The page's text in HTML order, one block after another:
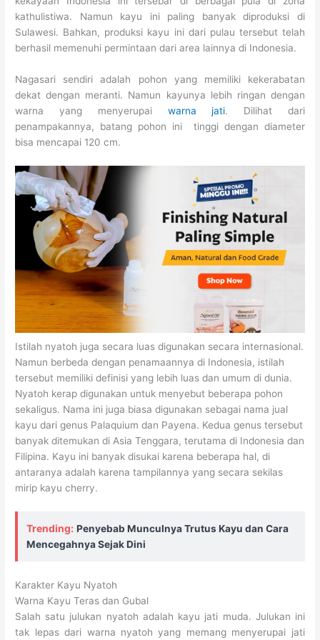
kathulistiwa. Namun kayu ini paling banyak diproduksi di
Sulawesi. Bahkan, produksi kayu ini dari pulau tersebut telah
berhasil memenuhi permintaan dari area lainnya di Indonesia.
Nagasari sendiri adalah pohon yang memiliki kekerabatan
dekat dengan meranti. Namun kayunya lebih ringan dengan
warna yang menyerupai warna jati. Dilihat dari
penampakannya, batang pohon ini tinggi dengan diameter
bisa mencapai 120 cm.
Istilah nyatoh juga secara luas digunakan secara internasional.
Namun berbeda dengan penamaannya di Indonesia, istilah
tersebut memiliki definisi yang lebih luas dan umum di dunia.
Nyatoh kerap digunakan untuk menyebut beberapa pohon
sekaligus. Nama ini juga biasa digunakan sebagai nama jual
kayu dari genus Palaquium dan Payena. Kedua genus tersebut
banyak ditemukan di Asia Tenggara, terutama di Indonesia dan
Filipina. Kayu ini banyak disukai karena beberapa hal, di
antaranya adalah karena tampilannya yang secara sekilas
mirip kayu cherry.
Trending: Penyebab Munculnya Trutus Kayu dan Cara
Mencegahnya Sejak Dini
Karakter Kayu Nyatoh
Warna Kayu Teras dan Gubal
Salah satu julukan nyatoh adalah kayu jati muda. Julukan ini
tak lepas dari warna nyatoh yang memang menyerupai jati